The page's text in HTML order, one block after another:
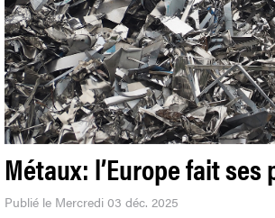
Métaux: l’Europe fait ses
Publié le Mercredi 03 déc. 2025